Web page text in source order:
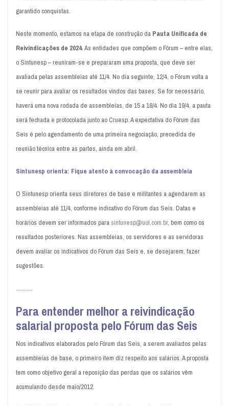
garantido conquistas.
Neste momento, estamos na etapa de construção da Pauta Unificada de
Reivindicações de 2024. As entidades que compõem o Fórum – entre elas,
o Sintunesp – reuniram-se e prepararam uma proposta, que deve ser
avaliada pelas assembleias até 11/4. No dia seguinte, 12/4, o Fórum volta a
se reunir para avaliar os resultados vindos das bases. Se for necessário,
haverá uma nova rodada de assembleias, de 15 a 18/4. No dia 19/4, a pauta
será fechada e protocolada junto ao Cruesp. A expectativa do Fórum das
Seis é pelo agendamento de uma primeira negociação, precedida de
reunião técnica entre as partes, ainda em abril.
Sintunesp orienta: Fique atento à convocação da assembleia
O Sintunesp orienta seus diretores de base e militantes a agendarem as
assembleias até 11/4, conforme indicativo do Fórum das Seis. Datas e
horários devem ser informados para sintunesp@uol.com.br, bem como os
resultados posteriores. Nas assembleias, os servidores e as servidoras
devem avaliar os indicativos do Fórum das Seis e, se desejarem, fazer
sugestões.
...........
Para entender melhor a reivindicação
salarial proposta pelo Fórum das Seis
Nos indicativos elaborados pelo Fórum das Seis, a serem avaliados pelas
assembleias de base, o primeiro item diz respeito aos salários. A proposta
tem como objetivo geral a reposição das perdas que os salários vêm
acumulando desde maio/2012.